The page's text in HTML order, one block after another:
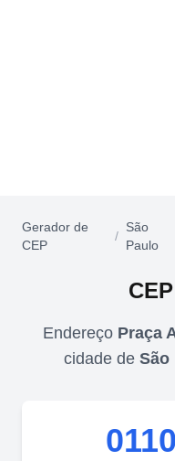
Gerador de
CEP
/
São
Paulo
CEP
Endereço Praça
cidade de São